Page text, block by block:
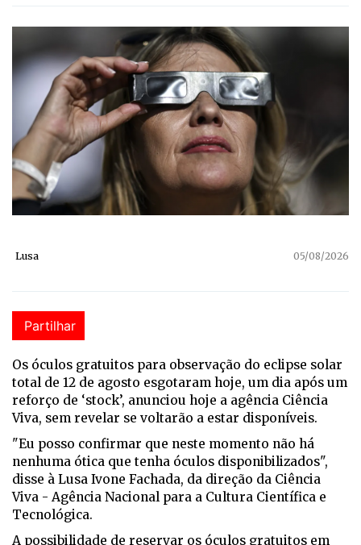
Lusa 05/08/2026
Partilhar
Os óculos gratuitos para observação do eclipse solar
total de 12 de agosto esgotaram hoje, um dia após um
reforço de ‘stock’, anunciou hoje a agência Ciência
Viva, sem revelar se voltarão a estar disponíveis.
"Eu posso confirmar que neste momento não há
nenhuma ótica que tenha óculos disponibilizados",
disse à Lusa Ivone Fachada, da direção da Ciência
Viva - Agência Nacional para a Cultura Científica e
Tecnológica.
A possibilidade de reservar os óculos gratuitos em